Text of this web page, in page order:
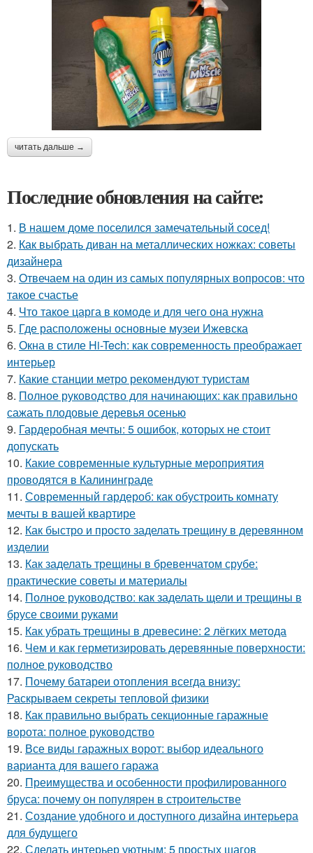
читать дальше →
Последние обновления на сайте:
1. В нашем доме поселился замечательный сосед!
2. Как выбрать диван на металлических ножках: советы
дизайнера
3. Отвечаем на один из самых популярных вопросов: что
такое счастье
4. Что такое царга в комоде и для чего она нужна
5. Где расположены основные музеи Ижевска
6. Окна в стиле Hi-Tech: как современность преображает
интерьер
7. Какие станции метро рекомендуют туристам
8. Полное руководство для начинающих: как правильно
сажать плодовые деревья осенью
9. Гардеробная мечты: 5 ошибок, которых не стоит
допускать
10. Какие современные культурные мероприятия
проводятся в Калининграде
11. Современный гардероб: как обустроить комнату
мечты в вашей квартире
12. Как быстро и просто заделать трещину в деревянном
изделии
13. Как заделать трещины в бревенчатом срубе:
практические советы и материалы
14. Полное руководство: как заделать щели и трещины в
брусе своими руками
15. Как убрать трещины в древесине: 2 лёгких метода
16. Чем и как герметизировать деревянные поверхности:
полное руководство
17. Почему батареи отопления всегда внизу:
Раскрываем секреты тепловой физики
18. Как правильно выбрать секционные гаражные
ворота: полное руководство
19. Все виды гаражных ворот: выбор идеального
варианта для вашего гаража
20. Преимущества и особенности профилированного
бруса: почему он популярен в строительстве
21. Создание удобного и доступного дизайна интерьера
для будущего
22. Сделать интерьер уютным: 5 простых шагов